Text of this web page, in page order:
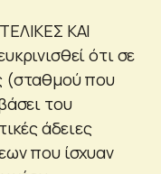
ΚΑΙ
ότι σε
(σταθμού που
του
άδειες
που ίσχυαν